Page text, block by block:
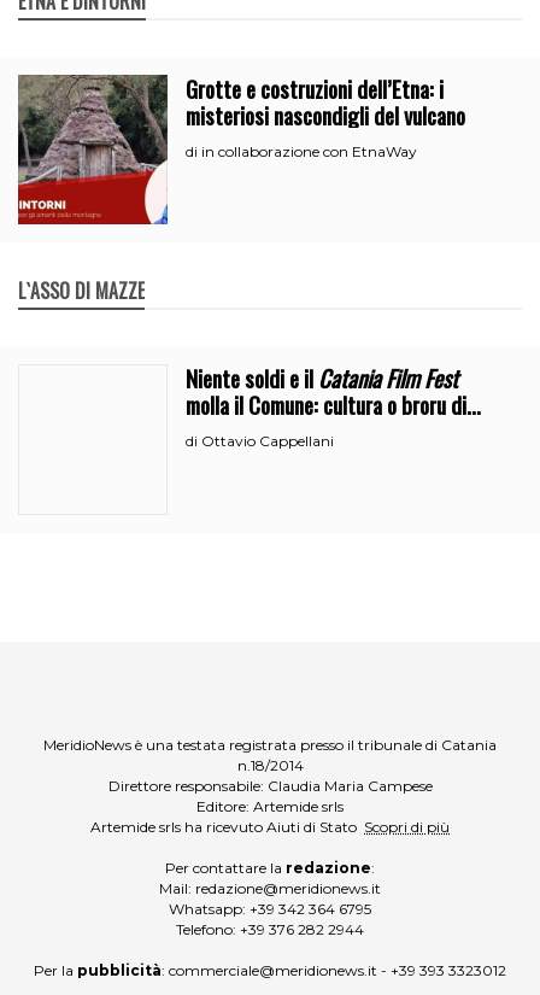
Grotte e costruzioni dell’Etna: i
misteriosi nascondigli del vulcano
di in collaborazione con EtnaWay
L`ASSO DI MAZZE
Niente soldi e ilCatania Film Fest
molla il Comune: cultura o broru di
ciciri?
di Ottavio Cappellani
MeridioNews è una testata registrata presso il tribunale di Catania
n.18/2014
Direttore responsabile: Claudia Maria Campese
Editore: Artemide srls
Artemide srls ha ricevuto Aiuti di Stato Scopri di più
Per contattare la redazione:
Mail: redazione@meridionews.it
Whatsapp: +39 342 364 6795
Telefono: +39 376 282 2944
Per la pubblicità: commerciale@meridionews.it - +39 393 3323012